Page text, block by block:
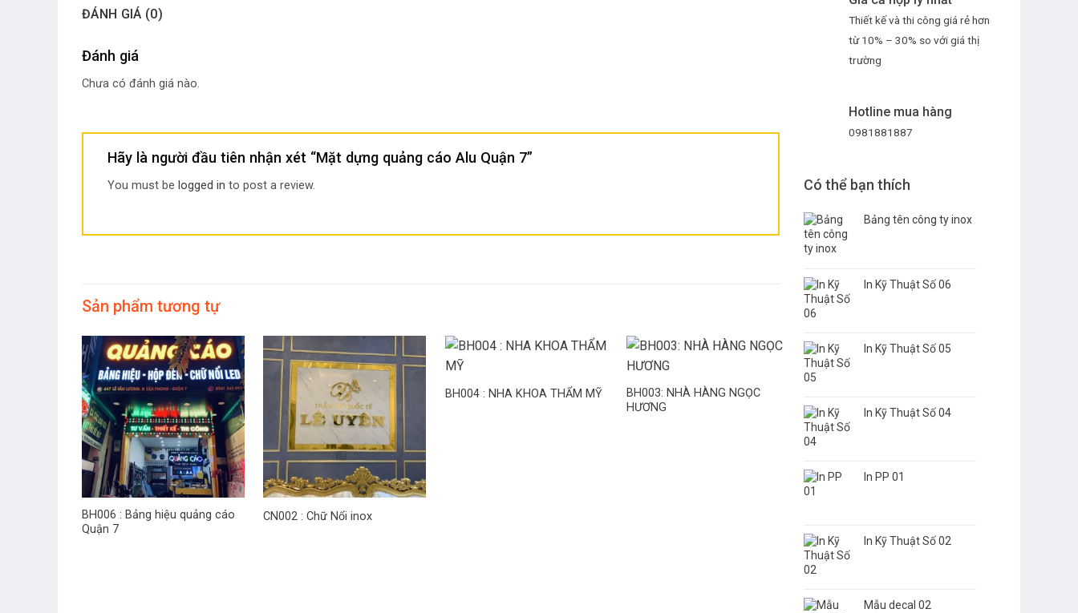
ĐÁNH GIÁ (0)
Đánh giá
Chưa có đánh giá nào.
Hãy là người đầu tiên nhận xét “Mặt dựng quảng cáo Alu Quận 7”
You must be logged in to post a review.
Sản phẩm tương tự
BH006 : Bảng hiệu quảng cáo
Quận 7
CN002 : Chữ Nổi inox
BH004 : NHA KHOA THẨM MỸ
BH003: NHÀ HÀNG NGỌC
HƯƠNG
Thiết kế và thi công giá rẻ hơn
từ 10% – 30% so với giá thị
trường
Hotline mua hàng
0981881887
Có thể bạn thích
Bảng tên công ty inox
In Kỹ Thuật Số 06
In Kỹ Thuật Số 05
In Kỹ Thuật Số 04
In PP 01
In Kỹ Thuật Số 02
Mẫu decal 02